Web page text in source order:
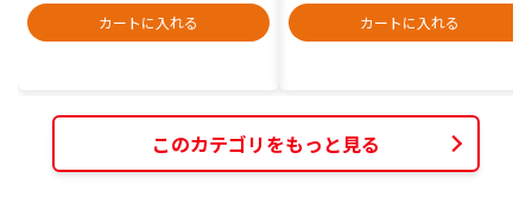
カートに入れる
カートに入れる
このカテゴリをもっと見る